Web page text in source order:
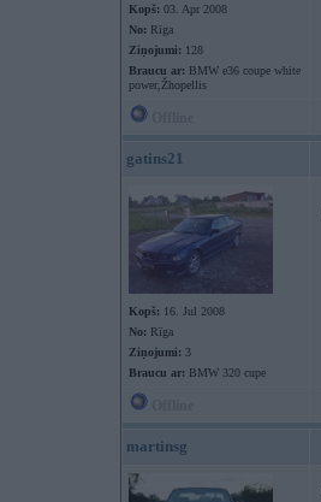
Kopš: 03. Apr 2008
No: Rīga
Ziņojumi: 128
Braucu ar: BMW e36 coupe white
power,Žhopellis
gatins21
Kopš: 16. Jul 2008
No: Rīga
Ziņojumi: 3
Braucu ar: BMW 320 cupe
martinsg